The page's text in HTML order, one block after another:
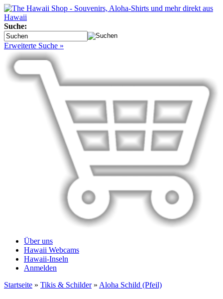
Suche:
Erweiterte Suche »
Über uns
Hawaii Webcams
Hawaii-Inseln
Anmelden
Startseite » Tikis & Schilder» Aloha Schild (Pfeil)